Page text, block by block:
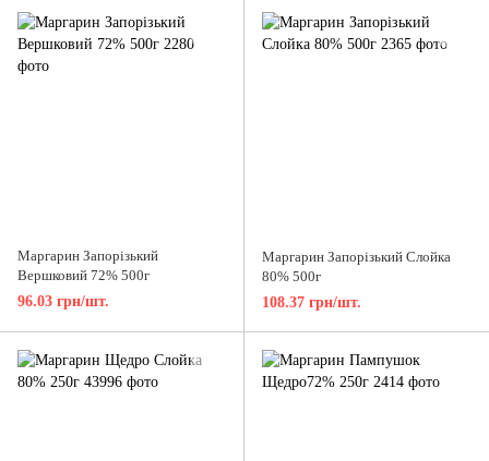
Маргарин Запорiзький
Вершковий 72% 500г
96.03 грн/шт.
Маргарин Запорiзький Слойка
80% 500г
108.37 грн/шт.